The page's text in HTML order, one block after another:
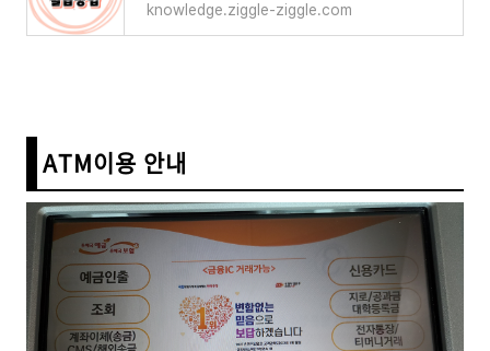
knowledge.ziggle-ziggle.com
ATM이용 안내